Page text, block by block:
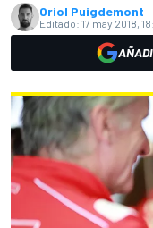
Oriol Puigdemont
Editado: 17 may 2018,